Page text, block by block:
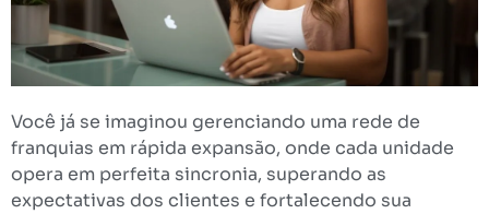
Você já se imaginou gerenciando uma rede de
franquias em rápida expansão, onde cada unidade
opera em perfeita sincronia, superando as
expectativas dos clientes e fortalecendo sua